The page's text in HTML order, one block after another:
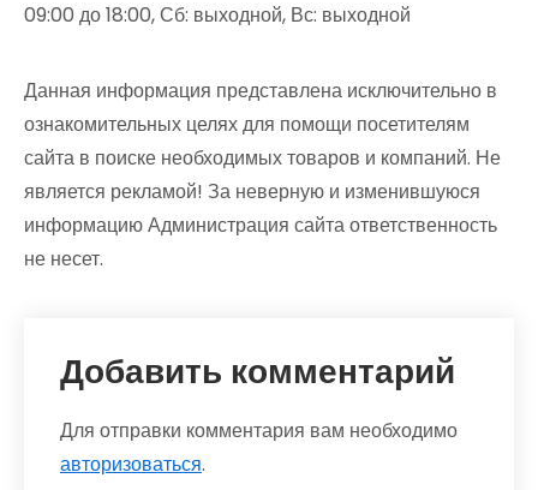
09:00 до 18:00, Сб: выходной, Вс: выходной
Данная информация представлена исключительно в
ознакомительных целях для помощи посетителям
сайта в поиске необходимых товаров и компаний. Не
является рекламой! За неверную и изменившуюся
информацию Администрация сайта ответственность
не несет.
Добавить комментарий
Для отправки комментария вам необходимо
авторизоваться.